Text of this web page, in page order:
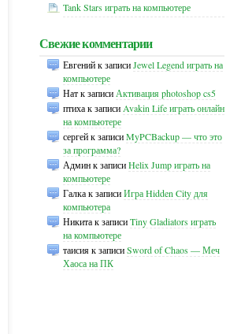
Tank Stars играть на компьютере
Свежие комментарии
Евгенийк записиJewel Legend играть на
компьютере
Натк записиАктивация photoshop cs5
птихак записиAvakin Life играть онлайн
на компьютере
сергейк записиMyPCBackup — что это
за программа?
Админк записиHelix Jump играть на
компьютере
Галкак записиИгра Hidden City для
компьютера
Никитак записиTiny Gladiators играть
на компьютере
таисияк записиSword of Chaos — Меч
Хаоса на ПК